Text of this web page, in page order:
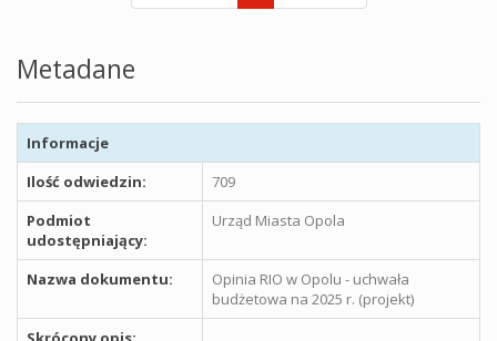
Metadane
Informacje
Ilość odwiedzin:
709
Podmiot
udostępniający:
Urząd Miasta Opola
Nazwa dokumentu:
Opinia RIO w Opolu - uchwała
budżetowa na 2025 r. (projekt)